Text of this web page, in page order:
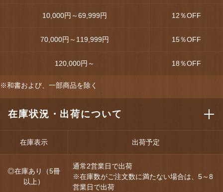
10,000円～69,999円 12％OFF
70,000円～119,999円 15％OFF
120,000円～ 18％OFF
※和書および、一部商品を除く
在庫状況・出荷について
在庫表示 出荷予定
◎在庫あり（5冊
以上）
通常2営業日で出荷
※在庫数がご注文数に満たない場合は、5～8
営業日で出荷